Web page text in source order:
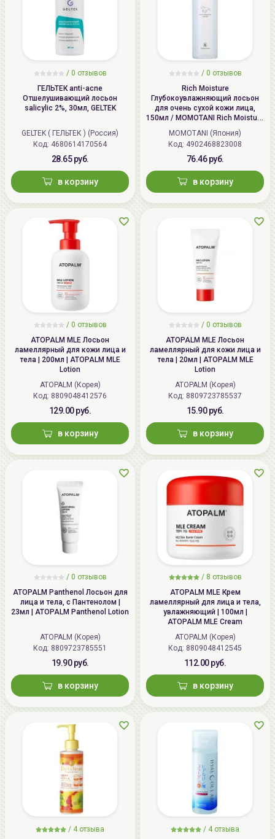
/ 0 отзывов
ГЕЛЬТЕК anti-acne
Отшелушивающий лосьон
salicylic 2%, 30мл, GELTEK
GELTEK ( ГЕЛЬТЕК ) (Россия)
Код: 4680614170564
28.65 руб.
в корзину
/ 0 отзывов
Rich Moisture
Глубокоувлажняющий лосьон
для очень сухой кожи лица,
150мл / MOMOTANI Rich Moisture
Horse Oil Lotion
MOMOTANI (Япония)
Код: 4902468823008
76.46 руб.
в корзину
/ 0 отзывов
ATOPALM MLE Лосьон
ламеллярный для кожи лица и
тела | 200мл | ATOPALM MLE
Lotion
ATOPALM (Корея)
Код: 8809048412576
129.00 руб.
в корзину
/ 0 отзывов
ATOPALM MLE Лосьон
ламеллярный для кожи лица и
тела | 20мл | ATOPALM MLE
Lotion
ATOPALM (Корея)
Код: 8809723785537
15.90 руб.
в корзину
/ 0 отзывов
ATOPALM Panthenol Лосьон для
лица и тела, с Пантенолом |
23мл | ATOPALM Panthenol Lotion
ATOPALM (Корея)
Код: 8809723785551
19.90 руб.
в корзину
/ 8 отзывов
ATOPALM MLE Крем
ламеллярный для лица и тела,
увлажняющий | 100мл |
ATOPALM MLE Cream
ATOPALM (Корея)
Код: 8809048412545
112.00 руб.
в корзину
/ 4 отзыва
/ 4 отзыва